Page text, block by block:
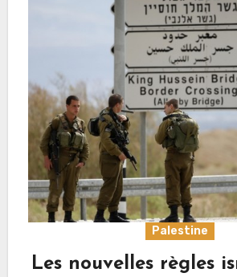
Palestine
Les nouvelles règles